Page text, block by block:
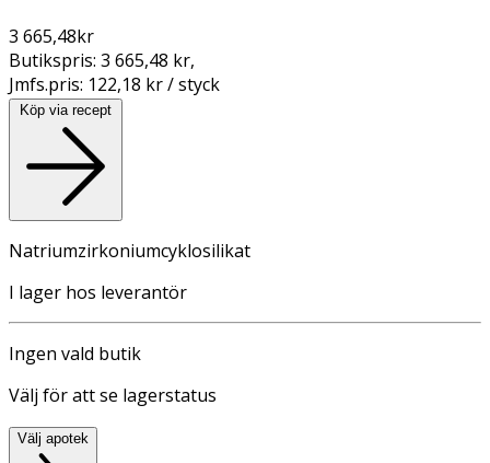
3 665,48kr
Butikspris: 3 665,48 kr,
Jmfs.pris: 122,18 kr / styck
Köp via recept
Natriumzirkoniumcyklosilikat
I lager hos leverantör
Ingen vald butik
Välj för att se lagerstatus
Välj apotek